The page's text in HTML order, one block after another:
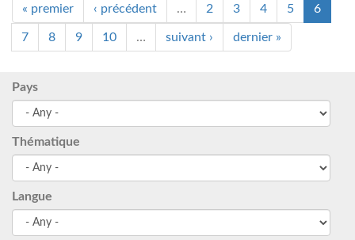
« premier ‹ précédent … 2 3 4 5 6
7 8 9 10 … suivant › dernier »
Pays
Thématique
Langue